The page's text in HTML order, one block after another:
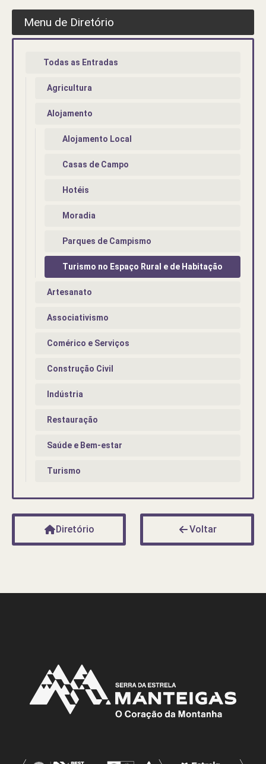
Menu de Diretório
Todas as Entradas
Agricultura
Alojamento
Alojamento Local
Casas de Campo
Hotéis
Moradia
Parques de Campismo
Turismo no Espaço Rural e de Habitação
Artesanato
Associativismo
Comérico e Serviços
Construção Civil
Indústria
Restauração
Saúde e Bem-estar
Turismo
Diretório Voltar